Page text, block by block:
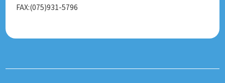
FAX:(075)931-5796